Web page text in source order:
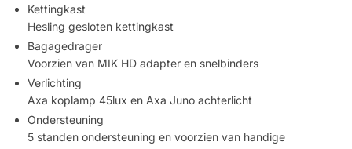
Kettingkast
Hesling gesloten kettingkast
Bagagedrager
Voorzien van MIK HD adapter en snelbinders
Verlichting
Axa koplamp 45lux en Axa Juno achterlicht
Ondersteuning
5 standen ondersteuning en voorzien van handige